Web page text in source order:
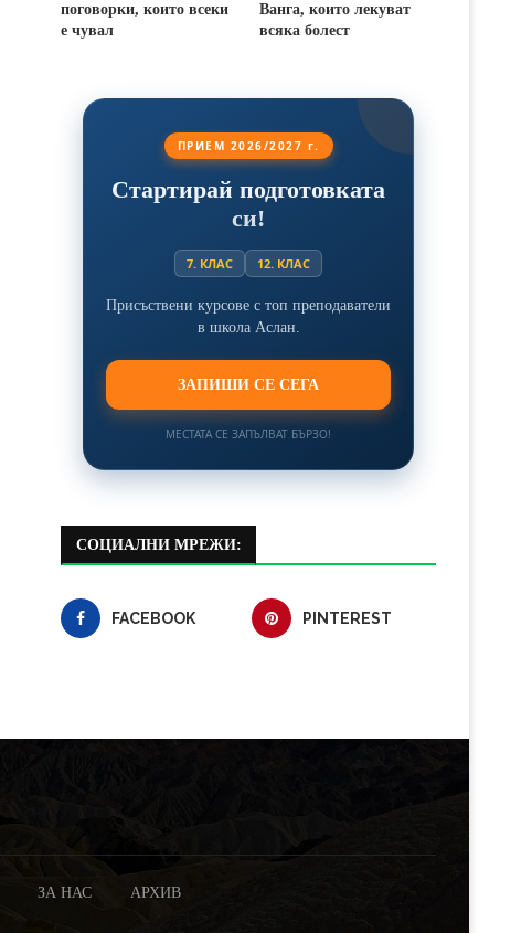
поговорки, които всеки
е чувал
Ванга, които лекуват
всяка болест
ПРИЕМ 2026/2027 г.
Стартирай подготовката
си!
7. КЛАС 12. КЛАС
Присъствени курсове с топ преподаватели
в школа Аслан.
ЗАПИШИ СЕ СЕГА
МЕСТАТА СЕ ЗАПЪЛВАТ БЪРЗО!
СОЦИАЛНИ МРЕЖИ:
FACEBOOK PINTEREST
ЗА НАС АРХИВ